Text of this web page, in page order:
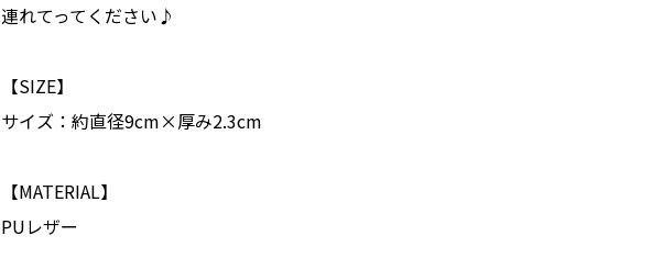
連れてってください♪
【SIZE】
サイズ：約直径9cm×厚み2.3cm
【MATERIAL】
PUレザー